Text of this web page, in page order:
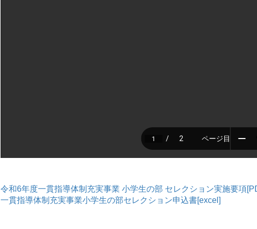
令和6年度一貫指導体制充実事業 小学生の部 セレクション実施要項
一貫指導体制充実事業小学生の部セレクション申込書[excel]